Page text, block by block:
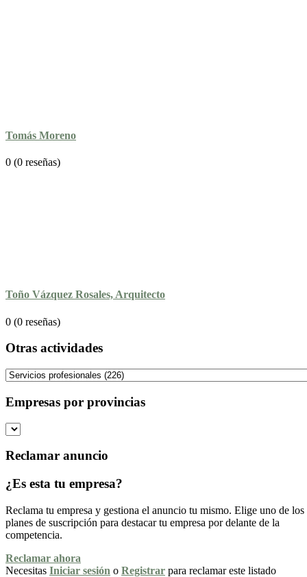
Tomás Moreno
0 (0 reseñas)
Toño Vázquez Rosales, Arquitecto
0 (0 reseñas)
Otras actividades
Empresas por provincias
Reclamar anuncio
¿Es esta tu empresa?
Reclama tu empresa y gestiona el anuncio tu mismo. Elige uno de los
planes de suscripción para destacar tu empresa por delante de la
competencia.
Reclamar ahora
Necesitas Iniciar sesión o Registrar para reclamar este listado